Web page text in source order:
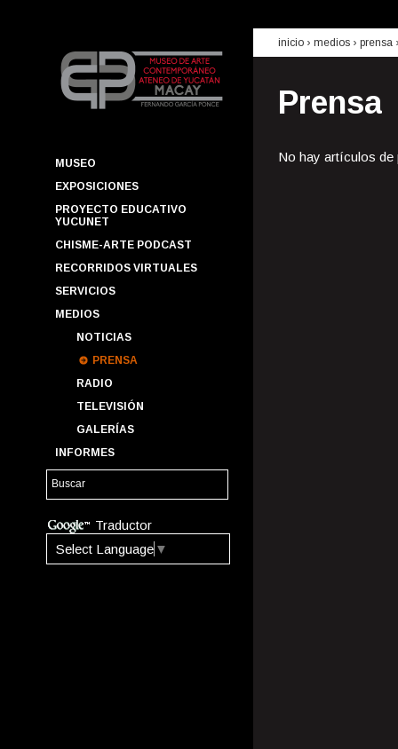
MUSEO
EXPOSICIONES
PROYECTO EDUCATIVO
YUCUNET
CHISME-ARTE PODCAST
RECORRIDOS VIRTUALES
SERVICIOS
MEDIOS
NOTICIAS
PRENSA
RADIO
TELEVISIÓN
GALERÍAS
INFORMES
Traductor
Select Language ▼
inicio › medios › prensa
Prensa
No hay artículos de